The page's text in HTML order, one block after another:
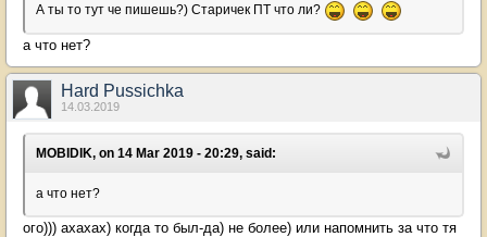
А ты то тут че пишешь?) Старичек ПТ что ли?
а что нет?
Hard Pussichka
14.03.2019
MOBIDIK, on 14 Mar 2019 - 20:29, said:
а что нет?
ого))) ахахах) когда то был-да) не более) или напомнить за что тя